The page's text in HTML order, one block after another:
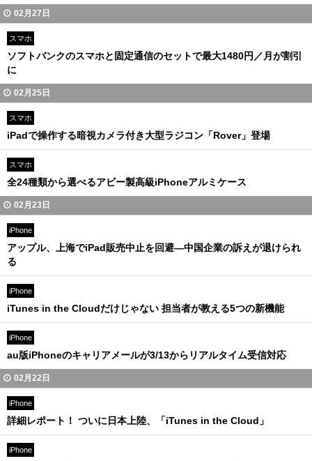
02月27日
スマホ
ソフトバンクのスマホと固定通信のセットで最大1480円／月が割引
に
02月25日
スマホ
iPadで操作する暗視カメラ付き大型ラジコン「Rover」登場
スマホ
全24種類から選べるアビー製高級iPhoneアルミケース
02月23日
iPhone
アップル、上海でiPad販売中止を回避—中国企業の訴えが退けられ
る
iPhone
iTunes in the Cloudだけじゃない 担当者が教える5つの新機能
iPhone
au版iPhoneのキャリアメールが3/13からリアルタイム受信対応
02月22日
iPhone
詳細レポート！ ついに日本上陸、「iTunes in the Cloud」
iPhone